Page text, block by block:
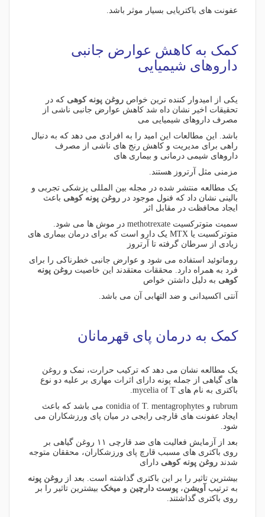
عفونت های باکتریایی بسیار موثر باشد.
کمک به کاهش عوارض جانبی
داروهای شیمیایی
یکی از امیدوار کننده ترین خواص روغن پونه کوهی که در
تحقیقات اخیر نشان داه شد کاهش عوارض جانبی ناشی از
مصرف داروهای شیمیایی می
باشد. این مطالعات این امید را به افرادی می دهد که به دنبال
راهی برای مدیریت و کاهش رنج های ناشی از مصرف
داروهای شیمی درمانی و بیماری های
مزمنی مثل آرتروز هستند.
یک مطالعه منتشر شده در مجله بین المللی پزشکی تجربی و
بالینی نشان داد که فنول موجود در روغن پونه کوهی باعث
ایجاد محافظت در مقابل اثر
سمیت متوترکسیت methotrexate در موش ها می شود.
متوترکسیت یا MTX یک دارو است که برای درمان بیماری های
زیادی از سرطان گرفته تا آرتروز
روماتوئید استفاده می شود و عوارض جانبی خطرناکی را برای
فرد به همراه دارد. محققات معتقدند این خاصیت روغن پونه
کوهی به دلیل داشتن خواص
آنتی اکسیدانی و ضد التهابی آن می باشد.
کمک به درمان پای قهرمانان
یک مطالعه نشان می دهد که ترکیب حرارت، نمک و روغن
های گیاهی از جمله پونه دارای اثرات مهاری بر علیه دو نوع
باکتری به نام های mycelia of T.
rubrum و conidia of T. mentagrophytes می باشد که باعث
ایجاد عفونت های قارچی رایجی در میان پای ورزشکاران می
شود.
بعد از آزمایش فعالیت های ضد قارچی ۱۱ روغن گیاهی بر
روی باکتری های مسبب قارچ پای ورزشکاران، محققان متوجه
شدند روغن پونه کوهی دارای
بیشترین تاثیر را بر این باکتری گذاشته است. بعد از روغن پونه
به ترتیب آویشن، پوست دارچین و میخک بیشترین تاثیر را بر
روی باکتری گذاشتند.